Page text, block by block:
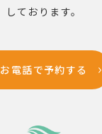
しております。
お電話で予約する